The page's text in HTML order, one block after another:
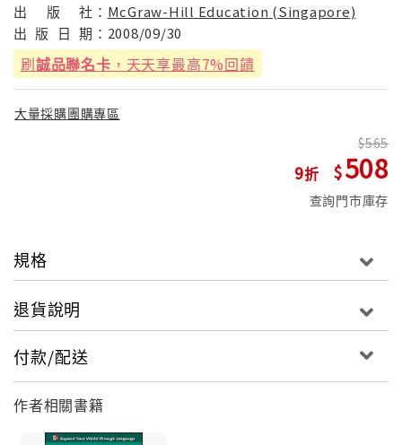
出
版 社： McGraw-Hill Education (Singapore)
出 版 日 期： 2008/09/30
刷誠品聯名卡 ，天天享最高7%回饋
大量採購團購專區
9
565
508
查詢門市庫存
規格
退貨說明
付款/配送
作者相關書籍